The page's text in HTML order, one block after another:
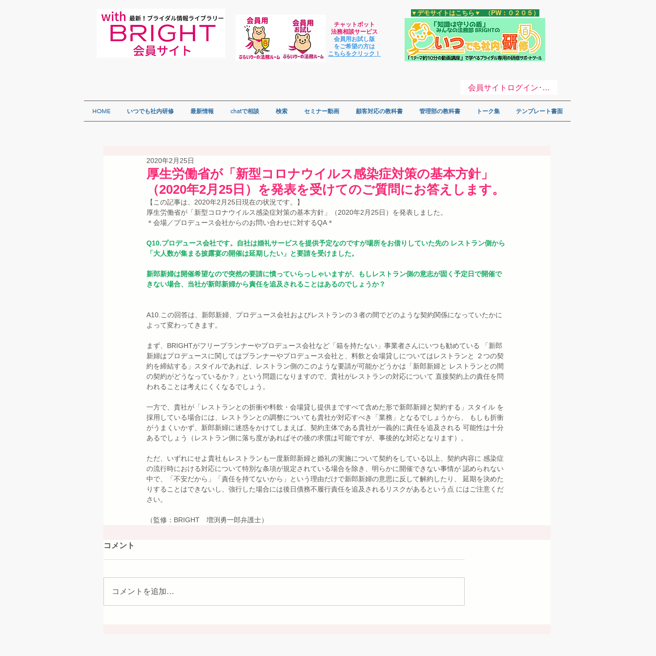
チャットボット
法務相談サービス
会員用お試し版
をご希望の方は
​こちらをクリック！
​▼デモサイトはこちら▼ （PW：０２０５）
HOME いつでも社内研修 最新情報 chatで相談 検索 セミナー動画 顧客対応の教科書 管理部の教科書 トーク集 テンプレート書面
厚生労働省が「新型コロナウイルス感染症対策の基本方針」
（2020年2月25日）を発表を受けてのご質問にお答えします。
2020年2月25日
【この記事は、2020年2月25日現在の状況です。】
厚生労働省が「新型コロナウイルス感染症対策の基本方針」（2020年2月25日）を発表しました。
＊会場／プロデュース会社からのお問い合わせに対するQA＊
Q10.プロデュース会社です。自社は婚礼サービスを提供予定なのですが場所をお借りしていた先の レストラン側から
「大人数が集まる披露宴の開催は延期したい」と要請を受けました。
新郎新婦は開催希望なので突然の要請に憤っていらっしゃいますが、もしレストラン側の意志が固く予定日で開催で
きない場合、当社が新郎新婦から責任を追及されることはあるのでしょうか？
A10.この回答は、新郎新婦、プロデュース会社およびレストランの３者の間でどのような契約関係になっていたかに
よって変わってきます。
まず、BRIGHTがフリープランナーやプロデュース会社など「箱を持たない」事業者さんにいつも勧めている 「新郎
新婦はプロデュースに関してはプランナーやプロデュース会社と、料飲と会場貸しについてはレストランと ２つの契
約を締結する」スタイルであれば、レストラン側のこのような要請が可能かどうかは「新郎新婦と レストランとの間
の契約がどうなっているか？」という問題になりますので、貴社がレストランの対応について 直接契約上の責任を問
われることは考えにくくなるでしょう。
一方で、貴社が「レストランとの折衝や料飲・会場貸し提供まですべて含めた形で新郎新婦と契約する」スタイル を
採用している場合には、レストランとの調整についても貴社が対応すべき「業務」となるでしょうから、 もしも折衝
がうまくいかず、新郎新婦に迷惑をかけてしまえば、契約主体である貴社が一義的に責任を追及される 可能性は十分
あるでしょう（レストラン側に落ち度があればその後の求償は可能ですが、事後的な対応となります）。
ただ、いずれにせよ貴社もレストランも一度新郎新婦と婚礼の実施について契約をしている以上、契約内容に 感染症
の流行時における対応について特別な条項が規定されている場合を除き、明らかに開催できない事情が 認められない
中で、「不安だから」「責任を持てないから」という理由だけで新郎新婦の意思に反して解約したり、 延期を決めた
りすることはできないし、強行した場合には後日債務不履行責任を追及されるリスクがあるという点 にはご注意くだ
さい。
（監修：BRIGHT　増渕勇一郎弁護士）
コメント
コメントを追加…